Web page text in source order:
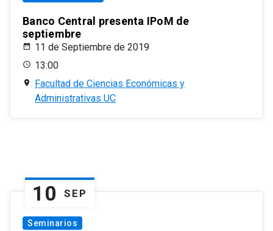
Banco Central presenta IPoM de
septiembre
11 de Septiembre de 2019
13:00
Facultad de Ciencias Económicas y
Administrativas UC
10 SEP
Seminarios